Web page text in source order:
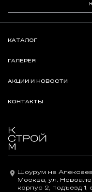
КАТАЛОГ
ГАЛЕРЕЯ
АКЦИИ И НОВОСТИ
КОНТАКТЫ
Шоурум на
Москва, ул.
корпус 2, подъезд 1,